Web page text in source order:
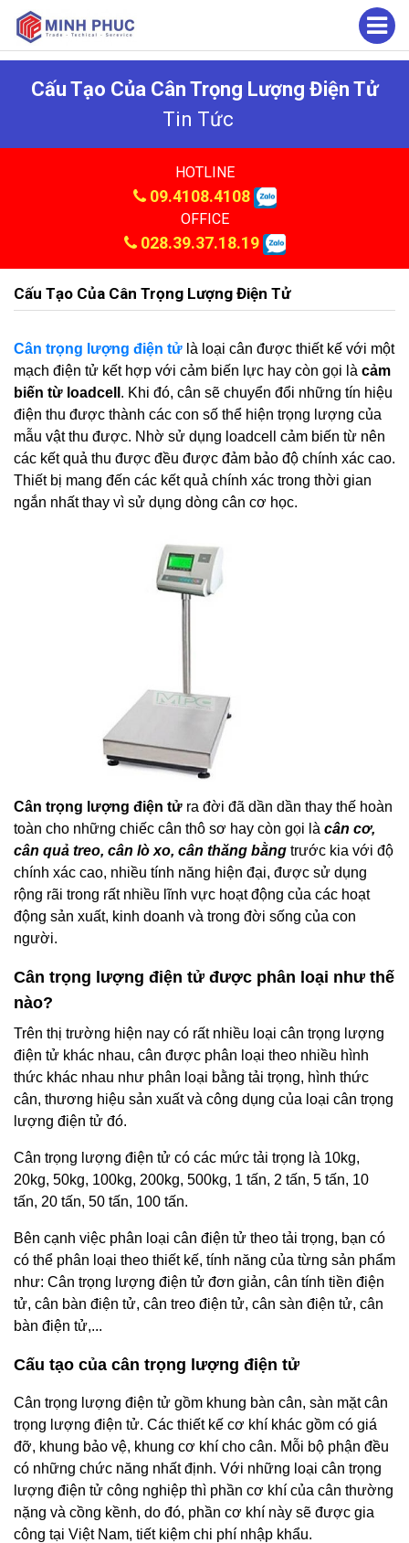
Cấu Tạo Của Cân Trọng Lượng Điện Tử
Tin Tức
HOTLINE
09.4108.4108
OFFICE
028.39.37.18.19
Cấu Tạo Của Cân Trọng Lượng Điện Tử
Cân trọng lượng điện tử là loại cân được thiết kế với một
mạch điện tử kết hợp với cảm biến lực hay còn gọi là cảm
biến từ loadcell . Khi đó, cân sẽ chuyển đổi những tín hiệu
điện thu được thành các con số thể hiện trọng lượng của
mẫu vật thu được. Nhờ sử dụng loadcell cảm biến từ nên
các kết quả thu được đều được đảm bảo độ chính xác cao.
Thiết bị mang đến các kết quả chính xác trong thời gian
ngắn nhất thay vì sử dụng dòng cân cơ học.
Cân trọng lượng điện tử ra đời đã dần dần thay thế hoàn
toàn cho những chiếc cân thô sơ hay còn gọi là cân cơ,
cân quả treo, cân lò xo, cân thăng bằng trước kia với độ
chính xác cao, nhiều tính năng hiện đại, được sử dụng
rộng rãi trong rất nhiều lĩnh vực hoạt động của các hoạt
động sản xuất, kinh doanh và trong đời sống của con
người.
Cân trọng lượng điện tử được phân loại như thế
nào?
Trên thị trường hiện nay có rất nhiều loại cân trọng lượng
điện tử khác nhau, cân được phân loại theo nhiều hình
thức khác nhau như phân loại bằng tải trọng, hình thức
cân, thương hiệu sản xuất và công dụng của loại cân trọng
lượng điện tử đó.
Cân trọng lượng điện tử có các mức tải trọng là 10kg,
20kg, 50kg, 100kg, 200kg, 500kg, 1 tấn, 2 tấn, 5 tấn, 10
tấn, 20 tấn, 50 tấn, 100 tấn.
Bên cạnh việc phân loại cân điện tử theo tải trọng, bạn có
có thể phân loại theo thiết kế, tính năng của từng sản phẩm
như: Cân trọng lượng điện tử đơn giản, cân tính tiền điện
tử, cân bàn điện tử, cân treo điện tử, cân sàn điện tử, cân
bàn điện tử,...
Cấu tạo của cân trọng lượng điện tử
Cân trọng lượng điện tử gồm khung bàn cân, sàn mặt cân
trọng lượng điện tử. Các thiết kế cơ khí khác gồm có giá
đỡ, khung bảo vệ, khung cơ khí cho cân. Mỗi bộ phận đều
có những chức năng nhất định. Với những loại cân trọng
lượng điện tử công nghiệp thì phần cơ khí của cân thường
nặng và cồng kềnh, do đó, phần cơ khí này sẽ được gia
công tại Việt Nam, tiết kiệm chi phí nhập khẩu.